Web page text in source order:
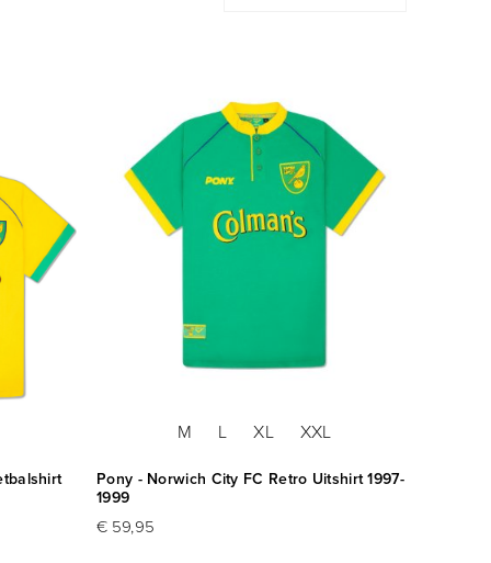
M L XL XXL
Pony - Norwich City FC Retro Uitshirt 1997-
1999
€ 59,95